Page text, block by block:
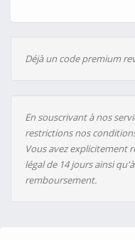
Déjà un code premium
En souscrivant à nos
restrictions nos
Vous avez explicitement
légal de 14 jours ainsi
remboursement.